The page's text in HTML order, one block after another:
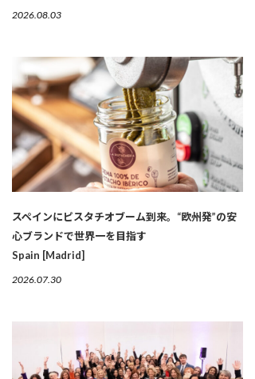
2026.08.03
スペインにピスタチオブーム到来。“欧州発”の安
心ブランドで世界一を目指す
Spain [Madrid]
2026.07.30